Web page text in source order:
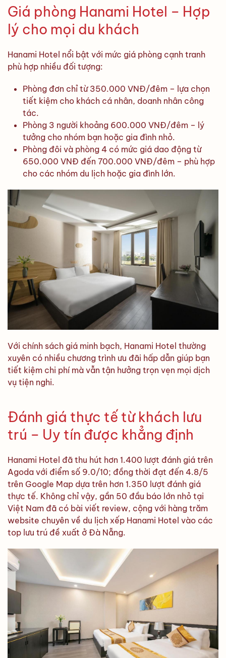
Giá phòng Hanami Hotel – Hợp
lý cho mọi du khách
Hanami Hotel nổi bật với mức giá phòng cạnh tranh
phù hợp nhiều đối tượng:
Phòng đơn chỉ từ 350.000 VNĐ/đêm – lựa chọn
tiết kiệm cho khách cá nhân, doanh nhân công
tác.
Phòng 3 người khoảng 600.000 VNĐ/đêm – lý
tưởng cho nhóm bạn hoặc gia đình nhỏ.
Phòng đôi và phòng 4 có mức giá dao động từ
650.000 VNĐ đến 700.000 VNĐ/đêm – phù hợp
cho các nhóm du lịch hoặc gia đình lớn.
Với chính sách giá minh bạch, Hanami Hotel thường
xuyên có nhiều chương trình ưu đãi hấp dẫn giúp bạn
tiết kiệm chi phí mà vẫn tận hưởng trọn vẹn mọi dịch
vụ tiện nghi.
Đánh giá thực tế từ khách lưu
trú – Uy tín được khẳng định
Hanami Hotel đã thu hút hơn 1.400 lượt đánh giá trên
Agoda với điểm số 9.0/10; đồng thời đạt đến 4.8/5
trên Google Map dựa trên hơn 1.350 lượt đánh giá
thực tế. Không chỉ vậy, gần 50 đầu báo lớn nhỏ tại
Việt Nam đã có bài viết review, cộng với hàng trăm
website chuyên về du lịch xếp Hanami Hotel vào các
top lưu trú đề xuất ở Đà Nẵng.